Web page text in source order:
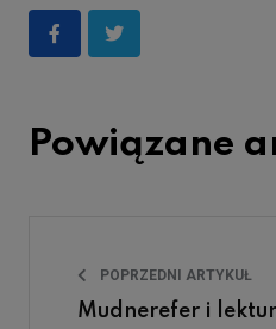
Powiązane
POPRZEDNI ARTYKUŁ
Mudnerefer i